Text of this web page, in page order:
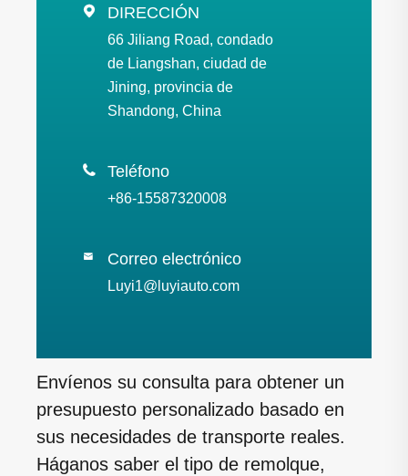
 DIRECCIÓN
66 Jiliang Road, condado
de Liangshan, ciudad de
Jining, provincia de
Shandong, China
 Teléfono
+86-15587320008
 Correo electrónico
Luyi1@luyiauto.com
Envíenos su consulta para obtener un
presupuesto personalizado basado en
sus necesidades de transporte reales.
Háganos saber el tipo de remolque,